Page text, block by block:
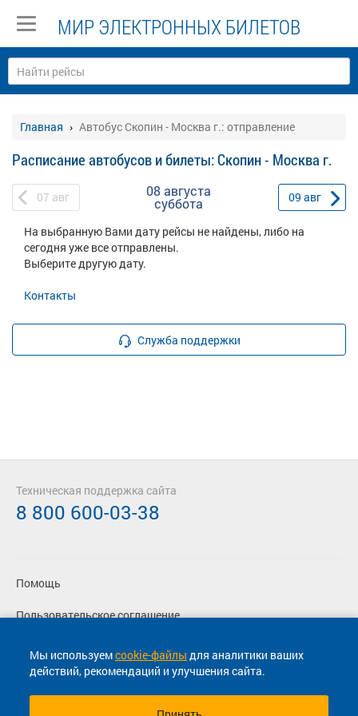
МИР ЭЛЕКТРОННЫХ БИЛЕТОВ
Главная Автобус Скопин - Москва г.: отправление
Расписание автобусов и билеты: Скопин - Москва г.
07 авг 08 августа
суббота 09 авг
На выбранную Вами дату рейсы не найдены, либо на
сегодня уже все отправлены.
Выберите другую дату.
Контакты
Служба поддержки
Мы используемcookie-файлы для аналитики ваших
действий, рекомендаций и улучшения сайта.
Помощь
Пользовательское соглашение
Политика конфиденциальности
Согласие на маркетинговые сообщения
Техническая поддержка сайта
8 800 600-03-38